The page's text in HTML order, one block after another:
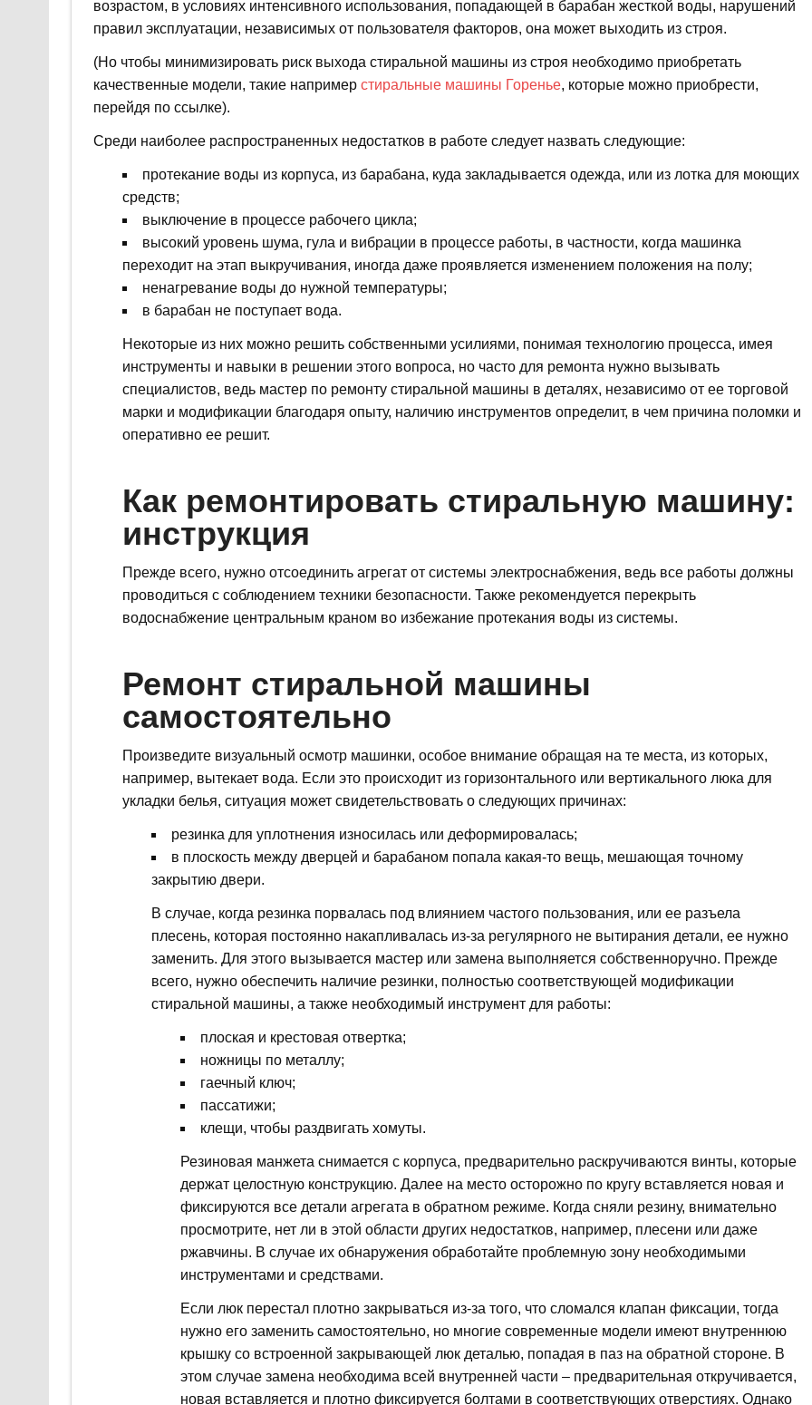
возрастом, в условиях интенсивного использования, попадающей в барабан жесткой воды, нарушений
правил эксплуатации, независимых от пользователя факторов, она может выходить из строя.
(Но чтобы минимизировать риск выхода стиральной машины из строя необходимо приобретать
качественные модели, такие например стиральные машины Горенье, которые можно приобрести,
перейдя по ссылке).
Среди наиболее распространенных недостатков в работе следует назвать следующие:
протекание воды из корпуса, из барабана, куда закладывается одежда, или из лотка для моющих
средств;
выключение в процессе рабочего цикла;
высокий уровень шума, гула и вибрации в процессе работы, в частности, когда машинка
переходит на этап выкручивания, иногда даже проявляется изменением положения на полу;
ненагревание воды до нужной температуры;
в барабан не поступает вода.
Некоторые из них можно решить собственными усилиями, понимая технологию процесса, имея
инструменты и навыки в решении этого вопроса, но часто для ремонта нужно вызывать
специалистов, ведь мастер по ремонту стиральной машины в деталях, независимо от ее торговой
марки и модификации благодаря опыту, наличию инструментов определит, в чем причина поломки и
оперативно ее решит.
Как ремонтировать стиральную машину:
инструкция
Прежде всего, нужно отсоединить агрегат от системы электроснабжения, ведь все работы должны
проводиться с соблюдением техники безопасности. Также рекомендуется перекрыть
водоснабжение центральным краном во избежание протекания воды из системы.
Ремонт стиральной машины
самостоятельно
Произведите визуальный осмотр машинки, особое внимание обращая на те места, из которых,
например, вытекает вода. Если это происходит из горизонтального или вертикального люка для
укладки белья, ситуация может свидетельствовать о следующих причинах:
резинка для уплотнения износилась или деформировалась;
в плоскость между дверцей и барабаном попала какая-то вещь, мешающая точному
закрытию двери.
В случае, когда резинка порвалась под влиянием частого пользования, или ее разъела
плесень, которая постоянно накапливалась из-за регулярного не вытирания детали, ее нужно
заменить. Для этого вызывается мастер или замена выполняется собственноручно. Прежде
всего, нужно обеспечить наличие резинки, полностью соответствующей модификации
стиральной машины, а также необходимый инструмент для работы:
плоская и крестовая отвертка;
ножницы по металлу;
гаечный ключ;
пассатижи;
клещи, чтобы раздвигать хомуты.
Резиновая манжета снимается с корпуса, предварительно раскручиваются винты, которые
держат целостную конструкцию. Далее на место осторожно по кругу вставляется новая и
фиксируются все детали агрегата в обратном режиме. Когда сняли резину, внимательно
просмотрите, нет ли в этой области других недостатков, например, плесени или даже
ржавчины. В случае их обнаружения обработайте проблемную зону необходимыми
инструментами и средствами.
Если люк перестал плотно закрываться из-за того, что сломался клапан фиксации, тогда
нужно его заменить самостоятельно, но многие современные модели имеют внутреннюю
крышку со встроенной закрывающей люк деталью, попадая в паз на обратной стороне. В
этом случае замена необходима всей внутренней части – предварительная откручивается,
новая вставляется и плотно фиксируется болтами в соответствующих отверстиях. Однако